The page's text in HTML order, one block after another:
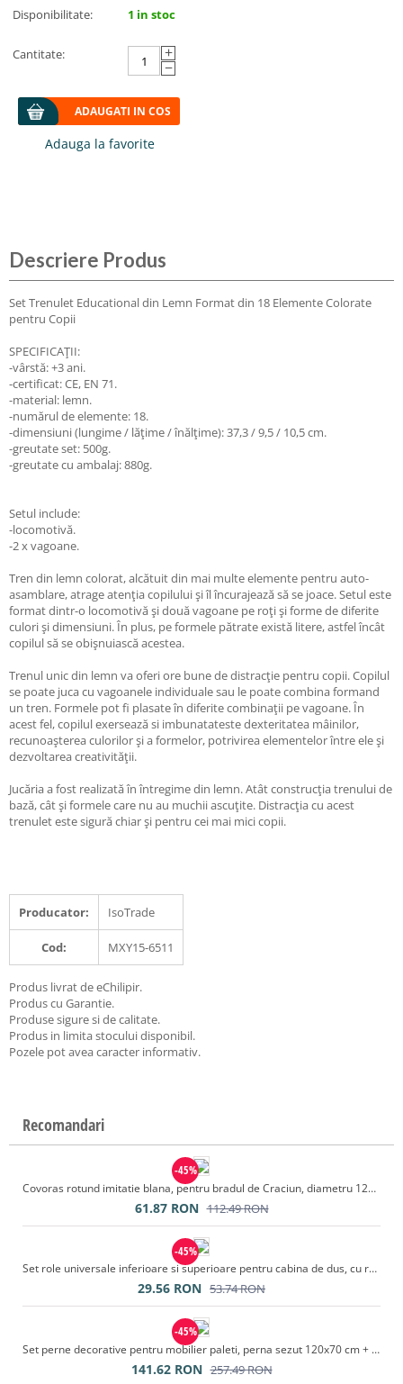
Disponibilitate: 1 in stoc
Cantitate: +
−
ADAUGATI IN COS
Descriere Produs
Set Trenulet Educational din Lemn Format din 18 Elemente Colorate
pentru Copii
SPECIFICAȚII:
-vârstă: +3 ani.
-certificat: CE, EN 71.
-material: lemn.
-numărul de elemente: 18.
-dimensiuni (lungime / lățime / înălțime): 37,3 / 9,5 / 10,5 cm.
-greutate set: 500g.
-greutate cu ambalaj: 880g.
Setul include:
-locomotivă.
-2 x vagoane.
Tren din lemn colorat, alcătuit din mai multe elemente pentru auto-
asamblare, atrage atenția copilului și îl încurajează să se joace. Setul este
format dintr-o locomotivă și două vagoane pe roți și forme de diferite
culori și dimensiuni. În plus, pe formele pătrate există litere, astfel încât
copilul să se obișnuiască acestea.
Trenul unic din lemn va oferi ore bune de distracție pentru copii. Copilul
se poate juca cu vagoanele individuale sau le poate combina formand
un tren. Formele pot fi plasate în diferite combinații pe vagoane. În
acest fel, copilul exersează si imbunatateste dexteritatea mâinilor,
recunoașterea culorilor și a formelor, potrivirea elementelor între ele și
dezvoltarea creativității.
Jucăria a fost realizată în întregime din lemn. Atât construcția trenului de
bază, cât și formele care nu au muchii ascuțite. Distracția cu acest
trenulet este sigură chiar și pentru cei mai mici copii.
Producator: IsoTrade
Cod: MXY15-6511
Produs livrat de eChilipir.
Produs cu Garantie.
Produse sigure si de calitate.
Produs in limita stocului disponibil.
Pozele pot avea caracter informativ.
Recomandari
-45%
Covoras rotund imitatie blana, pentru bradul de Craciun, diametru 122 cm, blanita culoare alb
61.87 RON 112.49RON
-45%
Set role universale inferioare si superioare pentru cabina de dus, cu rulmenti, 24 piese
29.56 RON 53.74RON
-45%
Set perne decorative pentru mobilier paleti, perna sezut 120x70 cm + perna spate 120x40 cm, culoare gri
141.62 RON 257.49RON